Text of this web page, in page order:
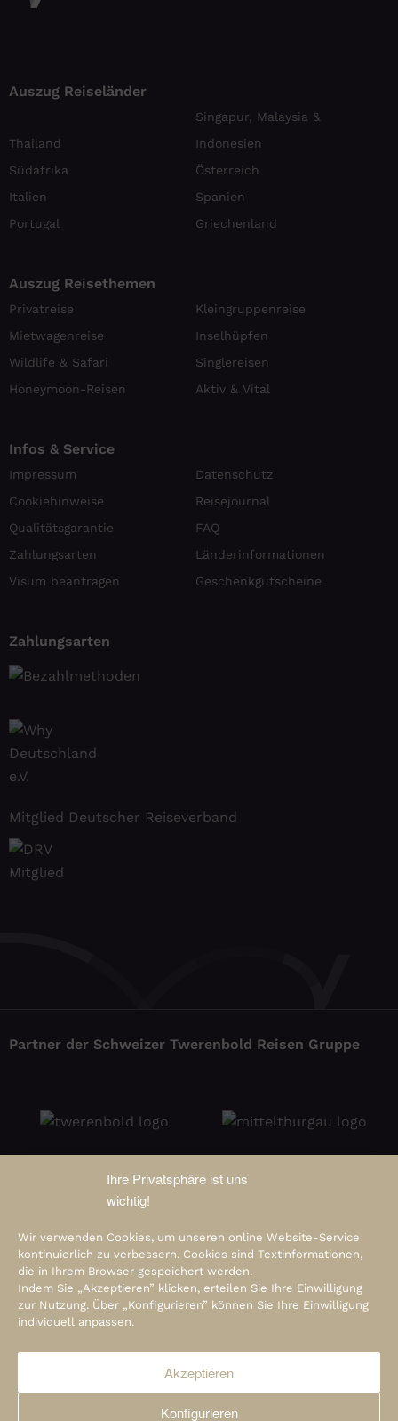
Ihre Privatsphäre ist uns
wichtig!
Wir verwenden Cookies, um unseren online Website-Service
kontinuierlich zu verbessern. Cookies sind Textinformationen,
die in Ihrem Browser gespeichert werden.
Indem Sie „Akzeptieren” klicken, erteilen Sie Ihre Einwilligung
zur Nutzung. Über „Konfigurieren” können Sie Ihre Einwilligung
individuell anpassen.
Akzeptieren
Konfigurieren
Auszug Reiseländer
Thailand
Singapur, Malaysia &
Indonesien
Südafrika
Österreich
Italien
Spanien
Portugal
Griechenland
Auszug Reisethemen
Privatreise
Kleingruppenreise
Mietwagenreise
Inselhüpfen
Wildlife & Safari
Singlereisen
Honeymoon-Reisen
Aktiv & Vital
Infos & Service
Impressum
Datenschutz
Cookiehinweise
Reisejournal
Qualitätsgarantie
FAQ
Zahlungsarten
Länderinformationen
Visum beantragen
Geschenkgutscheine
Zahlungsarten
Mitglied Deutscher Reiseverband
Partner der Schweizer Twerenbold Reisen Gruppe
© 2026 Viamonda GmbH i.L.